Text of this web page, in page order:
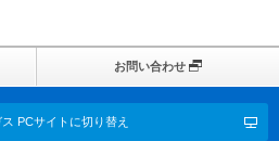
お問い合わせ
PCサイトに切り替え